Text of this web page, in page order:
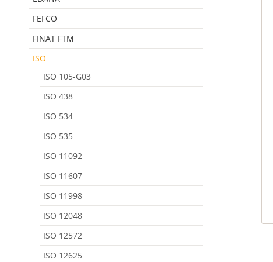
FEFCO
FINAT FTM
ISO
ISO 105-G03
ISO 438
ISO 534
ISO 535
ISO 11092
ISO 11607
ISO 11998
ISO 12048
ISO 12572
ISO 12625